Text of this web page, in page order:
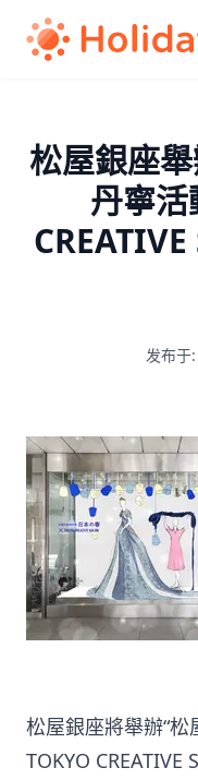
松屋銀座
丹寧活
发布于
松屋銀座將舉辦“
TOKYO CREATIVE